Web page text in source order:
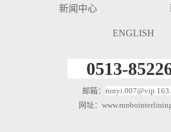
新闻中心
ENGLISH
0513-
邮箱：
网址：